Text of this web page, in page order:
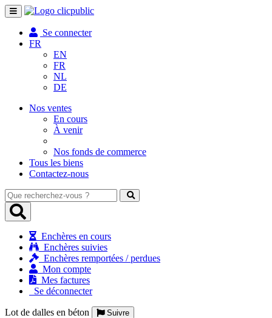
Toggle
navigation
Se connecter
FR
EN
FR
NL
DE
Nos ventes
En cours
À venir
Nos fonds de commerce
Tous les biens
Contactez-nous
Que
recherchez-
vous
Enchères en cours
Enchères suivies
Enchères remportées / perdues
Mon compte
Mes factures
Se déconnecter
Lot de dalles en béton Suivre